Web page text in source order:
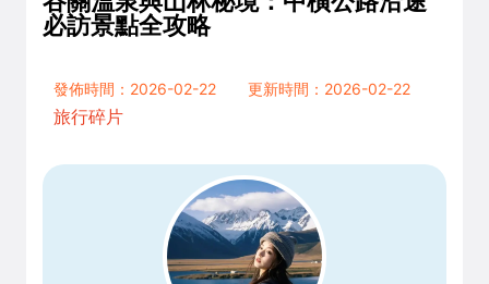
必訪景點全攻略
發佈時間：2026-02-22
更新時間：2026-02-22
旅行碎片